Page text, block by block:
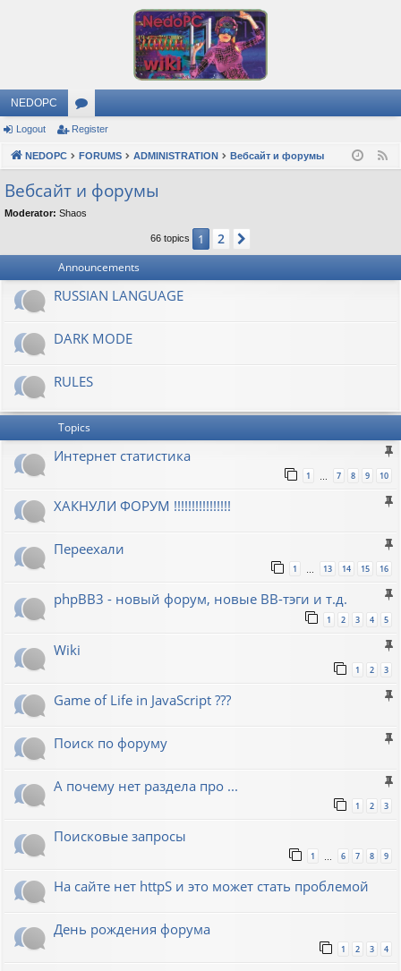
NEDOPC
or
u
s
Logout Register
NEDOPC FORUMS ADMINISTRATION Вебсайт и форумы
Вебсайт и форумы
Moderator: Shaos
66 topics 1 2
Announcements
RUSSIAN LANGUAGE
DARK MODE
RULES
Topics
Интернет статистика
1 … 7 8 9 10
ХАКНУЛИ ФОРУМ !!!!!!!!!!!!!!!!
Переехали
1 … 13 14 15 16
phpBB3 - новый форум, новые BB-тэги и т.д.
1 2 3 4 5
Wiki
1 2 3
Game of Life in JavaScript ???
Поиск по форуму
А почему нет раздела про ...
1 2 3
Поисковые запросы
1 6 7 8 9
На сайте нет httpS и это может стать проблемой
День рождения форума
1 2 3 4